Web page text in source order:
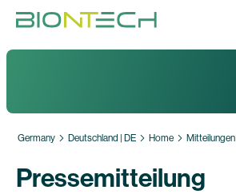
Germany Deutschland | DE Home Mitteilungen
Pressemitteilung